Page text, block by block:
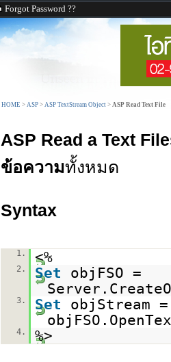
Forgot Password ??
HOME > ASP > ASP TextStream Object > ASP Read Text File
ASP Read a Text
ข้อความทั้งหมด
Syntax
1. <%
2. Set
objFSO =
3. Set
objStream =
4. %>